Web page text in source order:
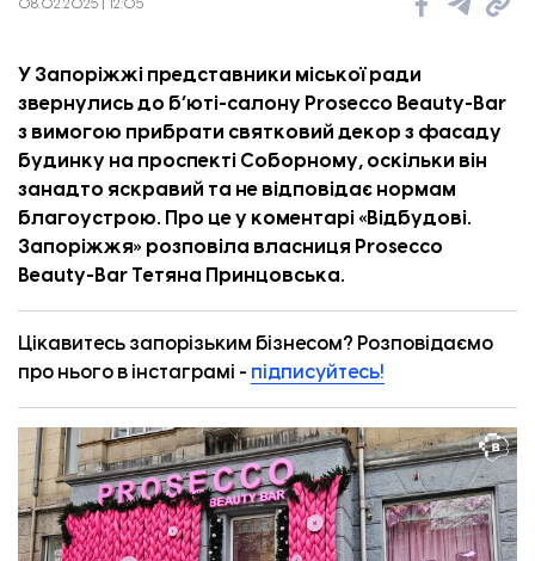
Територія McDonald’s біля проспекту Металургів. Фото: «Відбудова. Запоріжжя».
08.02.2025 | 12:05
У Запоріжжі представники міської ради
звернулись до б’юті-салону Prosecco Beauty-Bar
з вимогою прибрати святковий декор з фасаду
будинку на проспекті Соборному, оскільки він
занадто яскравий та не відповідає нормам
благоустрою. Про це у коментарі «Відбудові.
Запоріжжя» розповіла власниця Prosecco
Beauty-Bar Тетяна Принцовська.
Цікавитесь запорізьким бізнесом? Розповідаємо
про нього в інстаграмі - підписуйтесь!